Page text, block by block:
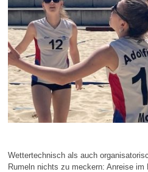
Wettertechnisch als auch
Rumeln nichts zu meckern: Anreise